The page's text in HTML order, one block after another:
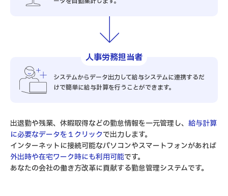
人事労務担当者
システムからデータ出力して給与システムに連携するだ
けで簡単に給与計算を行うことができます。
出退勤や残業、休暇取得などの勤怠情報を一元管理し、 給与計算
に必要なデータを１クリックで出力します。
インターネットに接続可能なパソコンやスマートフォンがあれば
外出時や在宅ワーク時にも利用可能です。
あなたの会社の働き方改革に貢献する勤怠管理システムです。